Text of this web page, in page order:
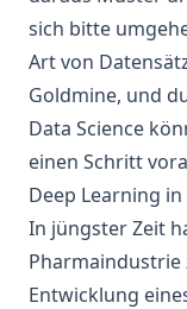
sich bitte
Art von
Goldmine, und
Data Science
einen Schritt
Deep Learning
In jüngster Zeit
Pharmaindustrie
Entwicklung